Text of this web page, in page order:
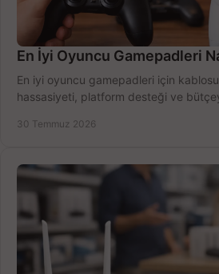
En İyi Oyuncu Gamepadleri
En iyi oyuncu gamepadleri için
hassasiyeti, platform desteği ve
30 Temmuz 2026